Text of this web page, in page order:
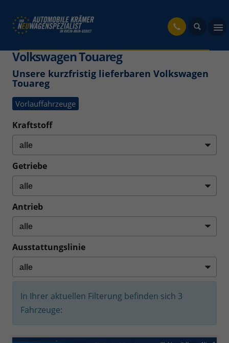
Volkswagen Touareg
Unsere kurzfristig lieferbaren Volkswagen
Touareg
Vorlauffahrzeuge
Kraftstoff
Getriebe
Antrieb
Ausstattungslinie
In Ihrer aktuellen Filterung befinden sich 3
Fahrzeuge: